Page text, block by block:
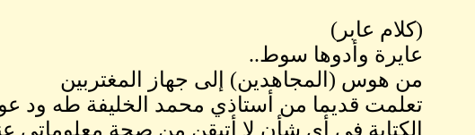
(كلام عابر)
عايرة وأدوها سوط..
من هوس (المجاهدين) إلى جهاز المغتربين
تعلمت قديما من أستاذي محمد الخليفة طه ود
الكتابة في أي شأن لا أتيقن من صحة معلوماتي